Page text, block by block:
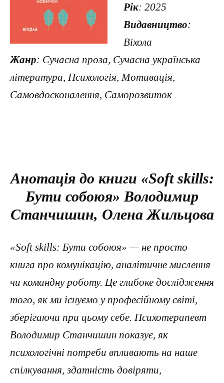
Рік: 2025
Видавництво:
Віхола
Жанр: Сучасна проза, Сучасна українська
література, Психологія, Мотивація,
Самовдосконалення, Саморозвиток
Анотація до книги «Soft skills:
Бути собоюя» Володимир
Станчишин, Олена Жильцова
«Soft skills: Бути собоюя» — не просто
книга про комунікацію, аналітичне мислення
чи командну роботу. Це глибоке дослідження
того, як ми існуємо у професійному світі,
зберігаючи при цьому себе. Психотерапевт
Володимир Станчишин показує, як
психологічні потреби впливають на наше
спілкування, здатність довіряти,